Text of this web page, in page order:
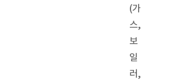
(가
스,
보
일
러,